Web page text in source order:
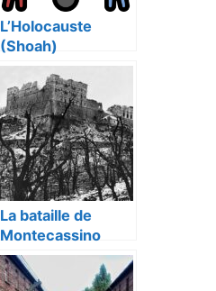
L’Holocauste
(Shoah)
La bataille de
Montecassino